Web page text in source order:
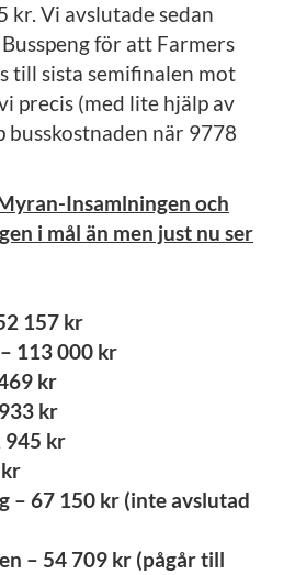
kr. Vi avslutade sedan
för att Farmers
till sista semifinalen mot
precis (med lite hjälp av
busskostnaden när 9778
Insamlningen och
i mål än men just nu ser
157 kr
113 000 kr
kr
kr
945 kr
– 67 150 kr (inte avslutad
– 54 709 kr (pågår till